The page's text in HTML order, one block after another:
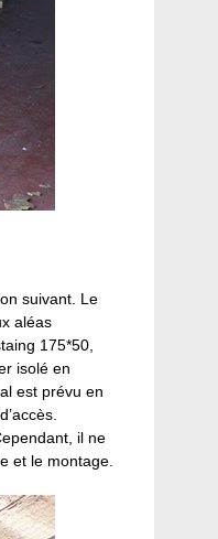
suivant. Le
aléas
175*50,
isolé en
est prévu en
il ne
et le montage.